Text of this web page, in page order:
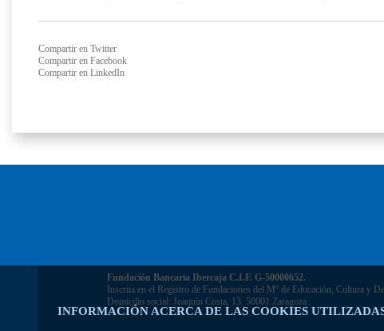
INFORMACIÓN ACERCA DE LAS COOKIES
Compartir en Twitter
Compartir en Facebook
Compartir en LinkedIn
Fundación Bancaria Ibercaja C.I.F. G-50000652.
Inscrita en el Registro de Fundaciones del Mº de Educación, Cultura y
Domicilio social: Joaquín Costa, 13. 50001 Zaragoza.